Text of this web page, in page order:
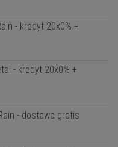
- kredyt 20x0% +
- kredyt 20x0% +
- dostawa gratis